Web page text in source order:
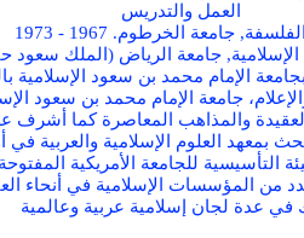
العمل والتدريس
جامعة الخرطوم. 1967 - 1973
جامعة الرياض (الملك سعود
الإمام محمد بن سعود الإسلامية
جامعة الإمام محمد بن سعود
والمذاهب المعاصرة كما أشرف
بمعهد العلوم الإسلامية والعربية في
التأسيسية للجامعة الأمريكية المفتوحة
من المؤسسات الإسلامية في أنحاء
عدة لجان إسلامية عربية وعالمية